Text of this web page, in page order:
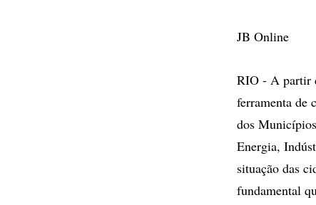
JB Online
RIO - A partir
ferramenta de
dos
Energia,
situação das
fundamental